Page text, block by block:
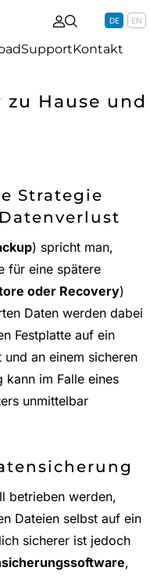
SupportKontakt
DE EN
Hause und
Strategie
) spricht man,
für eine spätere
oder Recovery)
Daten werden dabei
Festplatte auf ein
an einem sicheren
kann im Falle eines
unmittelbar
betrieben werden,
Dateien selbst auf ein
sicherer ist jedoch
,